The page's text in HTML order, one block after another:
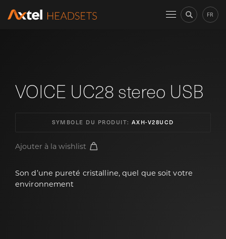
FR
VOICE UC28 stereo USB
SYMBOLE DU PRODUIT: AXH-V28UCD
Ajouter à la wishlist
Son d’une pureté cristalline, quel que soit votre
environnement